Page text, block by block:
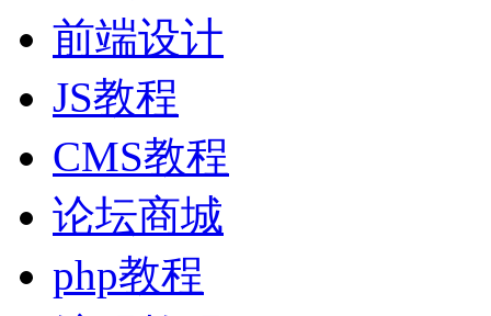
前端设计
JS教程
CMS教程
论坛商城
php教程